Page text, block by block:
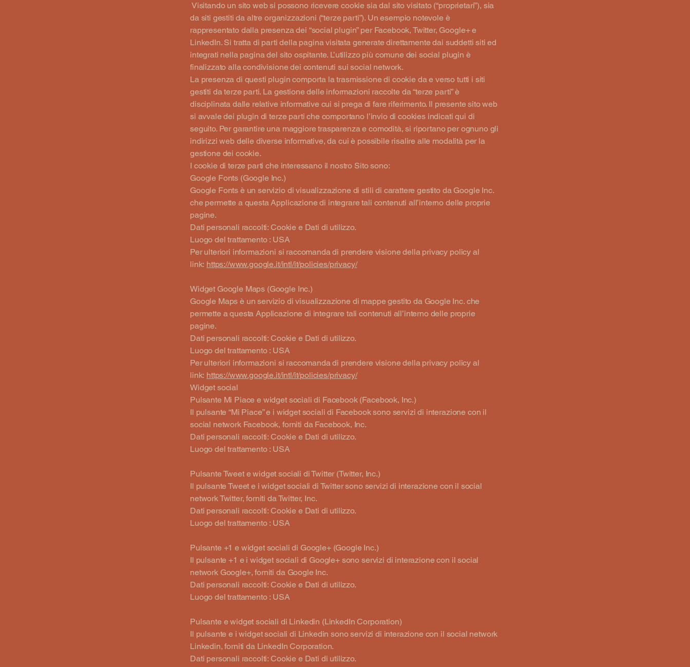
Visitando un sito web si possono ricevere cookie sia dal sito visitato (“proprietari”), sia
da siti gestiti da altre organizzazioni (“terze parti”). Un esempio notevole è
rappresentato dalla presenza dei “social plugin” per Facebook, Twitter, Google+ e
LinkedIn. Si tratta di parti della pagina visitata generate direttamente dai suddetti siti ed
integrati nella pagina del sito ospitante. L’utilizzo più comune dei social plugin è
finalizzato alla condivisione dei contenuti sui social network.
La presenza di questi plugin comporta la trasmissione di cookie da e verso tutti i siti
gestiti da terze parti. La gestione delle informazioni raccolte da “terze parti” è
disciplinata dalle relative informative cui si prega di fare riferimento. Il presente sito web
si avvale dei plugin di terze parti che comportano l’invio di cookies indicati qui di
seguito. Per garantire una maggiore trasparenza e comodità, si riportano per ognuno gli
indirizzi web delle diverse informative, da cui è possibile risalire alle modalità per la
gestione dei cookie.
I cookie di terze parti che interessano il nostro Sito sono:
Google Fonts (Google Inc.)
Google Fonts è un servizio di visualizzazione di stili di carattere gestito da Google Inc.
che permette a questa Applicazione di integrare tali contenuti all’interno delle proprie
pagine.
Dati personali raccolti: Cookie e Dati di utilizzo.
Luogo del trattamento : USA
Per ulteriori informazioni si raccomanda di prendere visione della privacy policy al
link: https://www.google.it/intl/it/policies/privacy/
Widget Google Maps (Google Inc.)
Google Maps è un servizio di visualizzazione di mappe gestito da Google Inc. che
permette a questa Applicazione di integrare tali contenuti all’interno delle proprie
pagine.
Dati personali raccolti: Cookie e Dati di utilizzo.
Luogo del trattamento : USA
Per ulteriori informazioni si raccomanda di prendere visione della privacy policy al
link: https://www.google.it/intl/it/policies/privacy/
Widget social
Pulsante Mi Piace e widget sociali di Facebook (Facebook, Inc.)
Il pulsante “Mi Piace” e i widget sociali di Facebook sono servizi di interazione con il
social network Facebook, forniti da Facebook, Inc.
Dati personali raccolti: Cookie e Dati di utilizzo.
Luogo del trattamento : USA
Pulsante Tweet e widget sociali di Twitter (Twitter, Inc.)
Il pulsante Tweet e i widget sociali di Twitter sono servizi di interazione con il social
network Twitter, forniti da Twitter, Inc.
Dati personali raccolti: Cookie e Dati di utilizzo.
Luogo del trattamento : USA
Pulsante +1 e widget sociali di Google+ (Google Inc.)
Il pulsante +1 e i widget sociali di Google+ sono servizi di interazione con il social
network Google+, forniti da Google Inc.
Dati personali raccolti: Cookie e Dati di utilizzo.
Luogo del trattamento : USA
Pulsante e widget sociali di Linkedin (LinkedIn Corporation)
Il pulsante e i widget sociali di Linkedin sono servizi di interazione con il social network
Linkedin, forniti da LinkedIn Corporation.
Dati personali raccolti: Cookie e Dati di utilizzo.